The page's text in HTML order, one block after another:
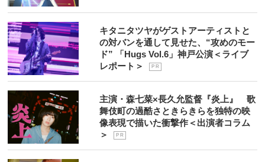
キタニタツヤがゲストアーティストと
の対バンを通して見せた、“攻めのモー
ド” 「Hugs Vol.6」神戸公演＜ライブ
レポート＞
P R
主演・森七菜×長久允監督『炎上』 歌
舞伎町の過酷さときらきらを独特の映
像表現で描いた衝撃作＜出演者コラム
＞
P R